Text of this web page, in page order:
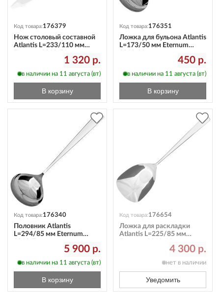
Код товара:176379
Нож столовый составной
Atlantis L=233/110 мм
1 320 р.
в наличии на 11 августа (вт)
В корзину
Код товара:176351
Ложка для бульона Atlantis
L=173/50 мм Eternum
450 р.
в наличии на 11 августа (вт)
В корзину
Код товара:176340
Половник Atlantis
L=294/85 мм Eternum
5 900 р.
в наличии на 11 августа (вт)
В корзину
Код товара:176654
Ложка для раскладки
Atlantis L=225/85 мм
4 300 р.
нет в наличии
Уведомить